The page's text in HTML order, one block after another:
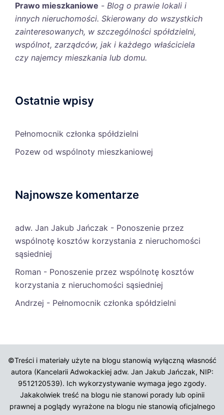
Prawo mieszkaniowe - Blog o prawie lokali i
innych nieruchomości. Skierowany do wszystkich
zainteresowanych, w szczególności spółdzielni,
wspólnot, zarządców, jak i każdego właściciela
czy najemcy mieszkania lub domu.
Ostatnie wpisy
Pełnomocnik członka spółdzielni
Pozew od wspólnoty mieszkaniowej
Najnowsze komentarze
adw. Jan Jakub Jańczak - Ponoszenie przez
wspólnotę kosztów korzystania z nieruchomości
sąsiedniej
Roman - Ponoszenie przez wspólnotę kosztów
korzystania z nieruchomości sąsiedniej
Andrzej - Pełnomocnik członka spółdzielni
©Treści i materiały użyte na blogu stanowią wyłączną własność
autora (Kancelarii Adwokackiej adw. Jan Jakub Jańczak, NIP:
9512120539). Ich wykorzystywanie wymaga jego zgody.
Jakakolwiek treść na blogu nie stanowi porady lub opinii
prawnej a poglądy wyrażone na blogu nie stanowią oficjalnego